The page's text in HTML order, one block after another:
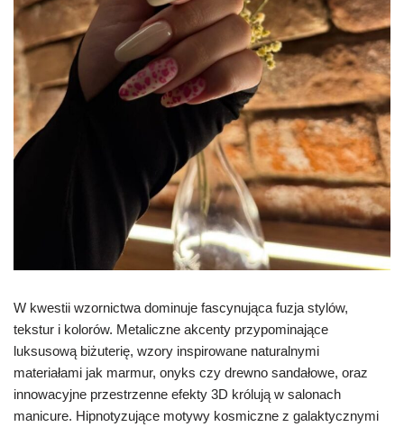
W kwestii wzornictwa dominuje fascynująca fuzja stylów,
tekstur i kolorów. Metaliczne akcenty przypominające
luksusową biżuterię, wzory inspirowane naturalnymi
materiałami jak marmur, onyks czy drewno sandałowe, oraz
innowacyjne przestrzenne efekty 3D królują w salonach
manicure. Hipnotyzujące motywy kosmiczne z galaktycznymi